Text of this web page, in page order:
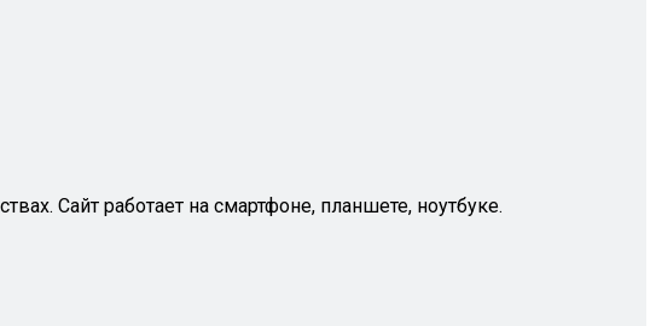
Сайт работает на смартфоне, планшете, ноутбуке.